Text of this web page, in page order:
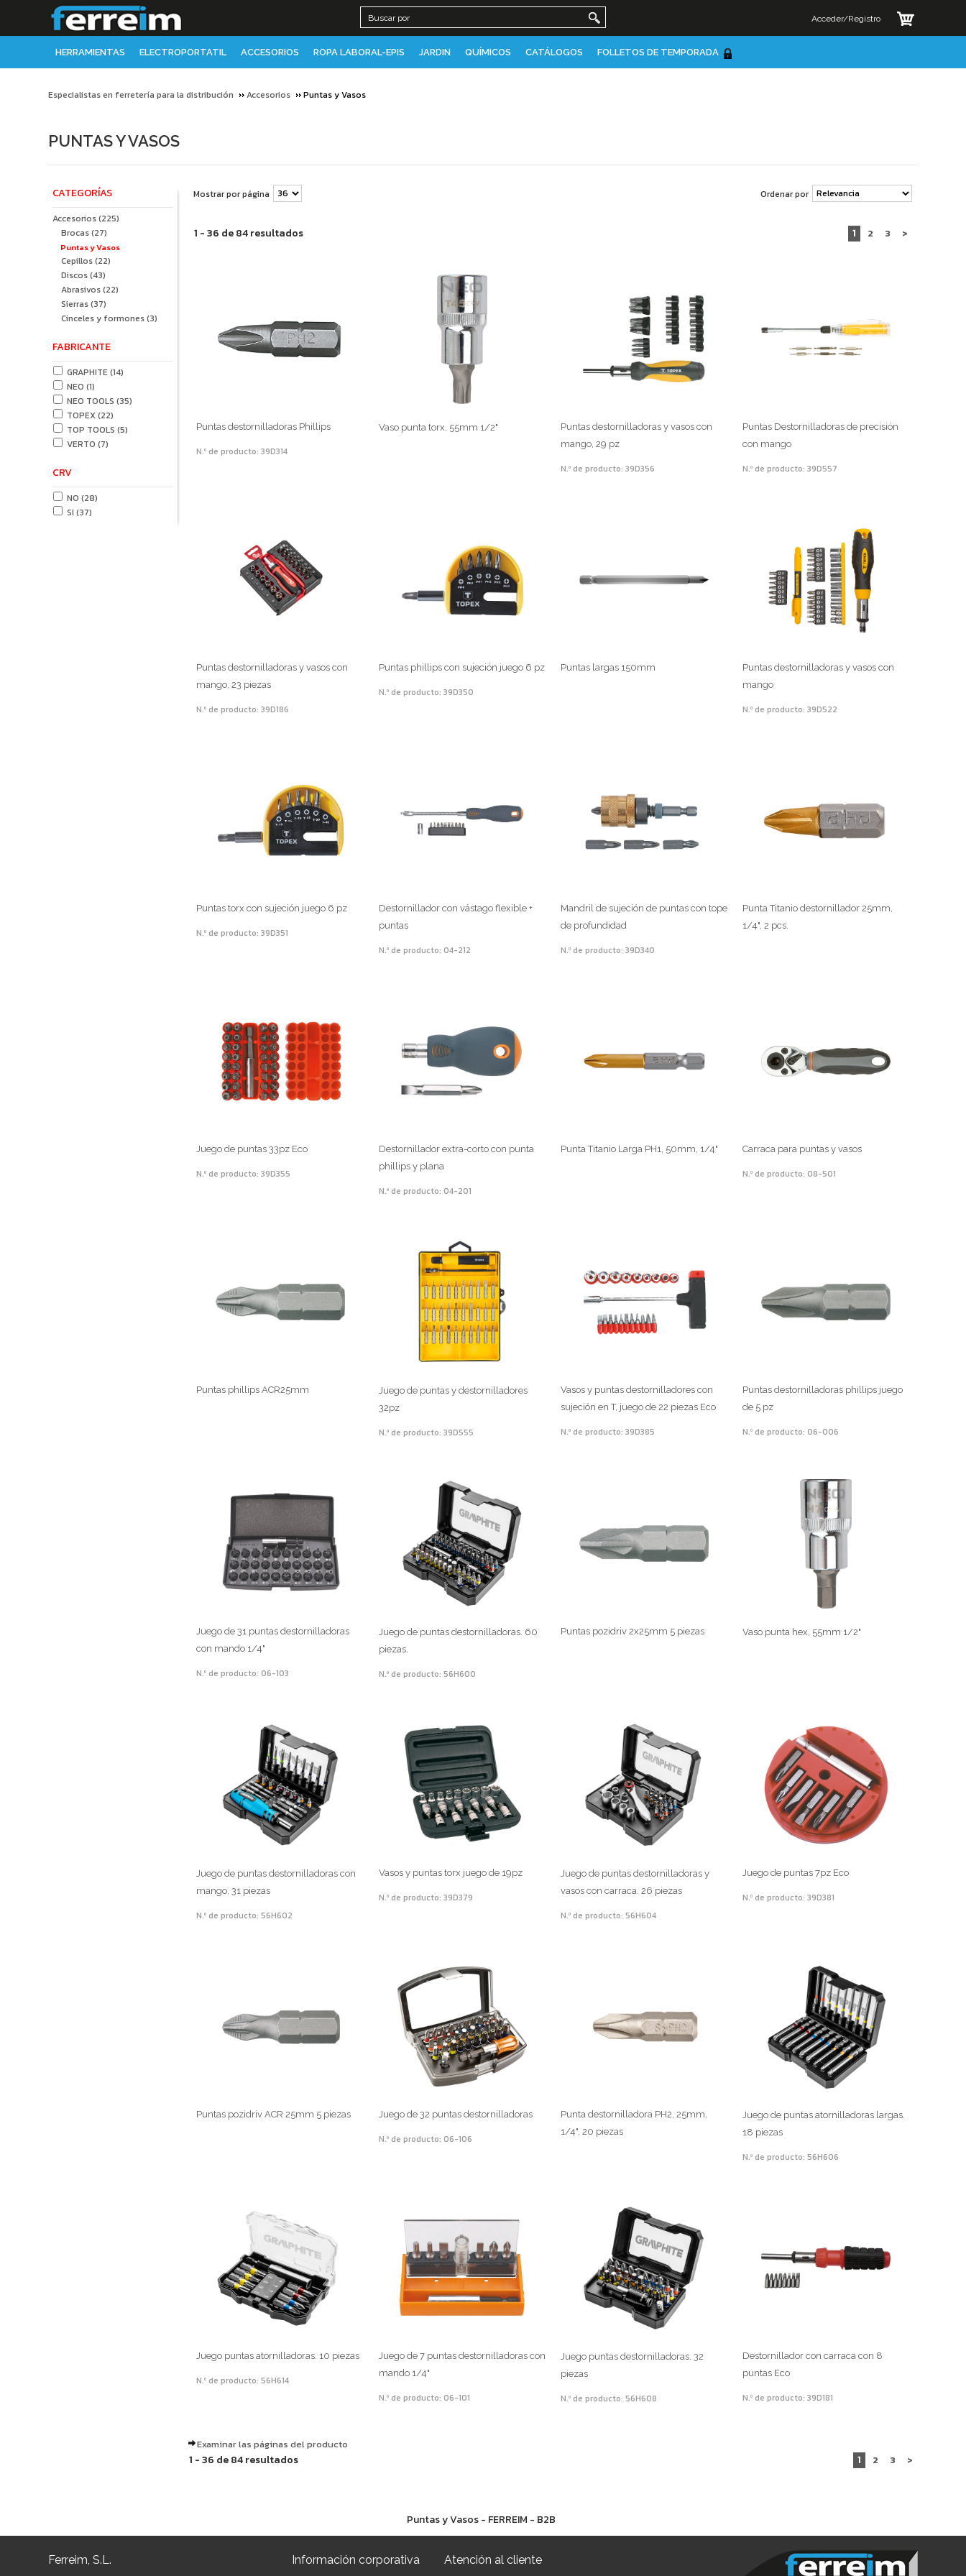
Acceder/Registro
HERRAMIENTAS ELECTROPORTATIL ACCESORIOS ROPA LABORAL-EPIS JARDIN QUÍMICOS CATÁLOGOS FOLLETOS DE TEMPORADA
Especialistas en ferretería para la distribución Accesorios Puntas y Vasos
PUNTAS Y VASOS
CATEGORÍAS
Accesorios(225)
Brocas(27)
Puntas y Vasos
Cepillos(22)
Discos(43)
Abrasivos(22)
Sierras(37)
Cinceles y formones(3)
FABRICANTE
GRAPHITE(14)
NEO (1)
NEO TOOLS (35)
TOPEX(22)
TOP TOOLS (5)
VERTO (7)
CRV
NO (28)
SI (37)
Mostrar por página Ordenar por
1 - 36 de 84 resultados 1 2 3 >
Puntas destornilladoras Phillips
N.º de producto: 39D314
Vaso punta torx, 55mm 1/2"
Puntas destornilladoras y vasos con
mango, 29 pz
N.º de producto: 39D356
Puntas Destornilladoras de precisión
con mango
N.º de producto: 39D557
Puntas destornilladoras y vasos con
mango, 23 piezas
N.º de producto: 39D186
Puntas phillips con sujeción juego 6 pz
N.º de producto: 39D350
Puntas largas 150mm
Puntas destornilladoras y vasos con
mango
N.º de producto: 39D522
Puntas torx con sujeción juego 6 pz
N.º de producto: 39D351
Destornillador con vástago flexible +
puntas
N.º de producto: 04-212
Mandril de sujeción de puntas con tope
de profundidad
N.º de producto: 39D340
Punta Titanio destornillador 25mm,
1/4", 2 pcs.
Juego de puntas 33pz Eco
N.º de producto: 39D355
Destornillador extra-corto con punta
phillips y plana
N.º de producto: 04-201
Punta Titanio Larga PH1, 50mm, 1/4" Carraca para puntas y vasos
N.º de producto: 08-501
Puntas phillips ACR25mm
Juego de puntas y destornilladores
32pz
N.º de producto: 39D555
Vasos y puntas destornilladores con
sujeción en T, juego de 22 piezas Eco
N.º de producto: 39D385
Puntas destornilladoras phillips juego
de 5 pz
N.º de producto: 06-006
Juego de 31 puntas destornilladoras
con mando 1/4"
N.º de producto: 06-103
Juego de puntas destornilladoras. 60
piezas.
N.º de producto: 56H600
Puntas pozidriv 2x25mm 5 piezas Vaso punta hex, 55mm 1/2"
Juego de puntas destornilladoras con
mango. 31 piezas
N.º de producto: 56H602
Vasos y puntas torx juego de 19pz
N.º de producto: 39D379
Juego de puntas destornilladoras y
vasos con carraca. 26 piezas
N.º de producto: 56H604
Juego de puntas 7pz Eco
N.º de producto: 39D381
Puntas pozidriv ACR 25mm 5 piezas Juego de 32 puntas destornilladoras
N.º de producto: 06-106
Punta destornilladora PH2, 25mm,
1/4", 20 piezas
Juego de puntas atornilladoras largas.
18 piezas
N.º de producto: 56H606
Juego puntas atornilladoras. 10 piezas
N.º de producto: 56H614
Juego de 7 puntas destornilladoras con
mando 1/4"
N.º de producto: 06-101
Juego puntas destornilladoras. 32
piezas
N.º de producto: 56H608
Destornillador con carraca con 8
puntas Eco
N.º de producto: 39D181
Examinar las páginas del producto
1 - 36 de 84 resultados 1 2 3 >
Puntas y Vasos - FERREIM - B2B
Ferreim, S.L. Información corporativa Atención al cliente